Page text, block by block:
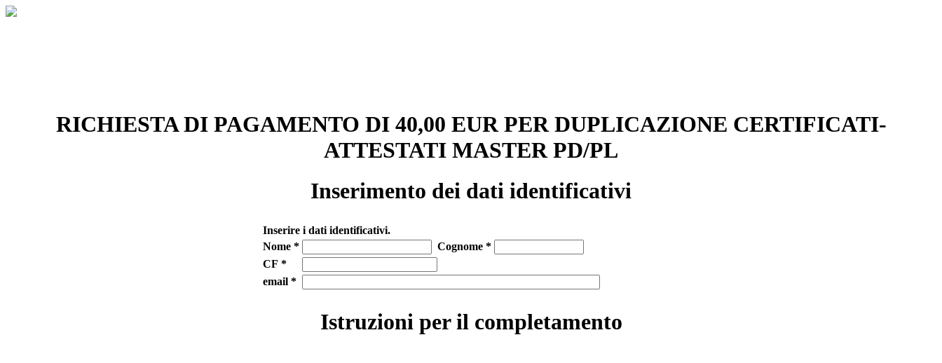
RICHIESTA DI PAGAMENTO DI 40,00 EUR PER DUPLICAZIONE CERTIFICATI-
ATTESTATI MASTER PD/PL
Inserimento dei dati identificativi
Inserire i dati identificativi.
Nome *
Cognome *
CF *
email *
Istruzioni per il completamento